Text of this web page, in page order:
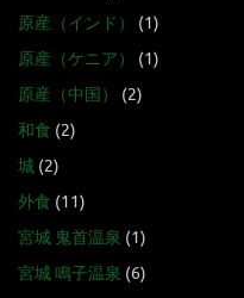
原産（インド）
(1)
原産（ケニア）
(1)
原産（中国）
(2)
和食 (2)
城 (2)
外食 (11)
宮城 鬼首温泉 (1)
宮城 鳴子温泉 (6)